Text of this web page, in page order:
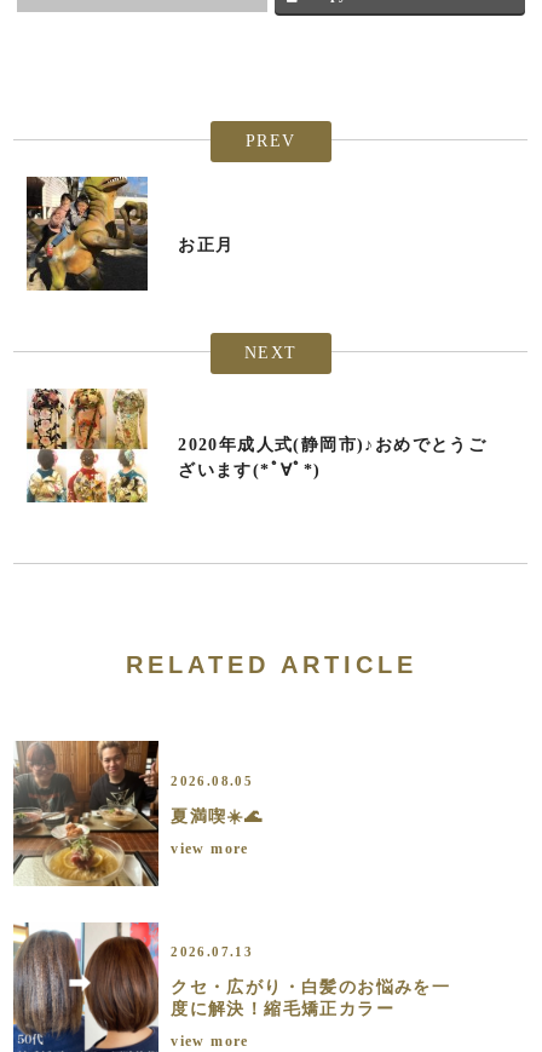
PREV
お正月
NEXT
2020年成人式(静岡市)♪おめでとうご
ざいます(*ﾟ∀ﾟ*)
RELATED ARTICLE
2026.08.05
夏満喫☀️🌊
view more
2026.07.13
クセ・広がり・白髪のお悩みを一
度に解決！縮毛矯正カラー
view more